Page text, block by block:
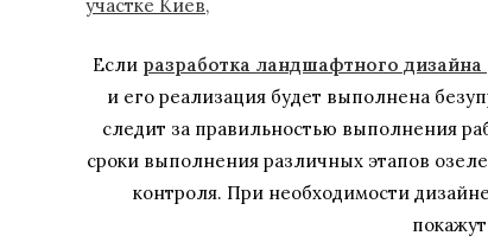
Если разработка ландшафтного дизайна
и его реализация будет выполнена
следит за правильностью выполнения
сроки выполнения различных этапов
контроля. При необходимости